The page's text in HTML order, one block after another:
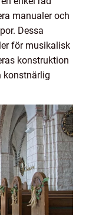
manualer och
Dessa
för musikalisk
konstruktion
konstnärlig